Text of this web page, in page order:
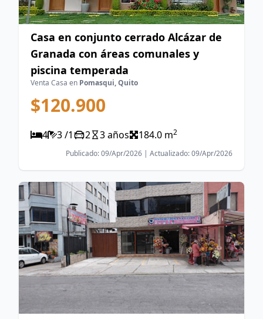
Casa en conjunto cerrado Alcázar de
Granada con áreas comunales y
piscina temperada
Venta Casa en Pomasqui, Quito
$120.900
4 3 /1 2 3 años 184.0 m2
Publicado: 09/Apr/2026 | Actualizado: 09/Apr/2026